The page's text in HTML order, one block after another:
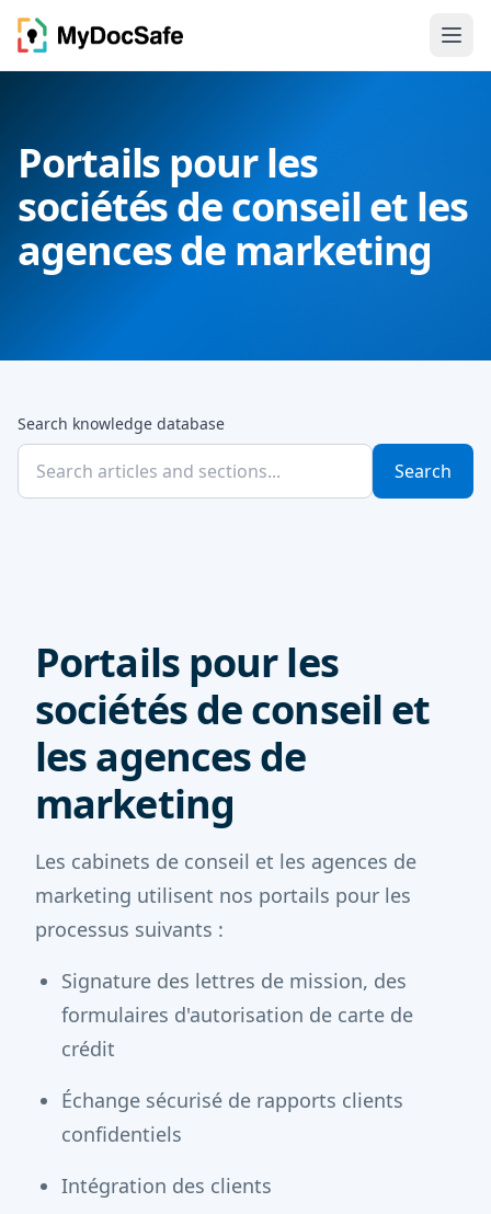
Portails pour les
sociétés de conseil et les
agences de marketing
Search knowledge database
Search
Portails pour les
sociétés de conseil et
les agences de
marketing
Les cabinets de conseil et les agences de
marketing utilisent nos portails pour les
processus suivants :
Signature des lettres de mission, des
formulaires d'autorisation de carte de
crédit
Échange sécurisé de rapports clients
confidentiels
Intégration des clients